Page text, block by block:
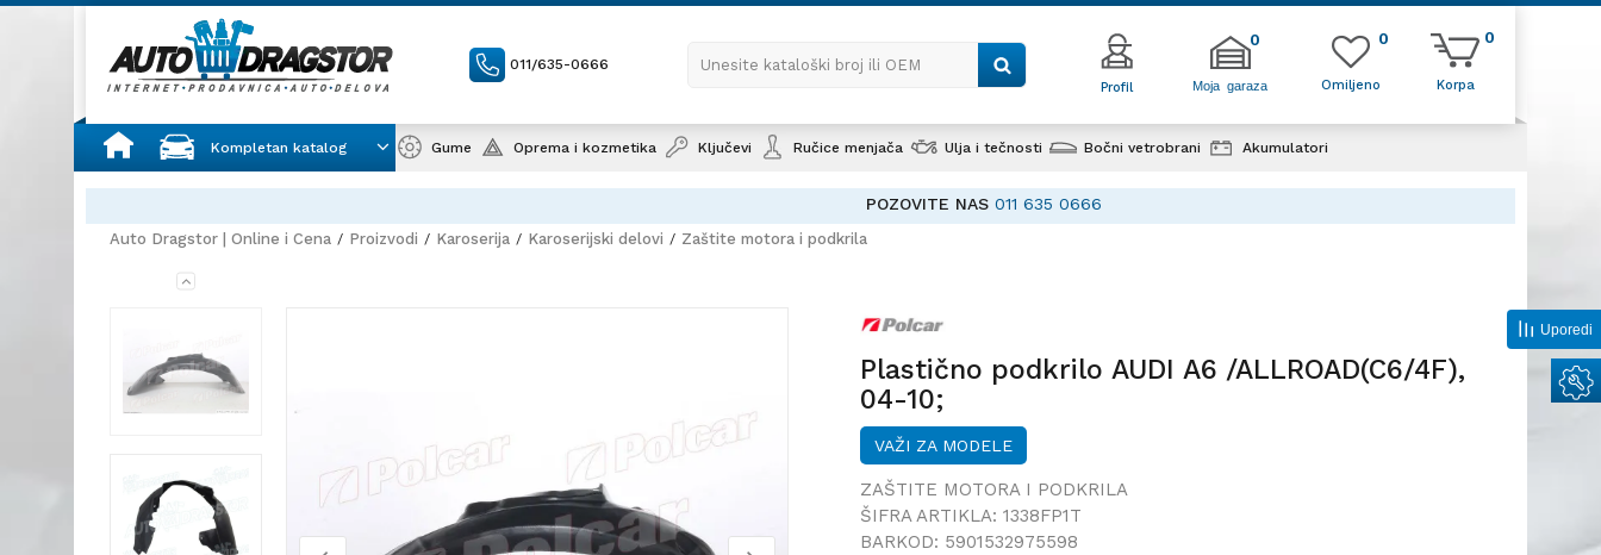
011/635-0666 Unesite kataloški broj ili OEM
Profil Moja garaza
0
Korpa
0
Omiljeno
0
Kompletan katalog Gume Oprema i kozmetika Ključevi Ručice menjača Ulja i tečnosti Bočni vetrobrani Akumulatori
011 635 0666
Auto Dragstor | Online i Cena Proizvodi Karoserija Karoserijski delovi Zaštite motora i podkrila
Plastično podkrilo AUDI A6 /ALLROAD(C6/4F),
04-10;
VAŽI ZA MODELE
ZAŠTITE MOTORA I PODKRILA
ŠIFRA ARTIKLA: 1338FP1T
BARKOD: 5901532975598
Uporedi